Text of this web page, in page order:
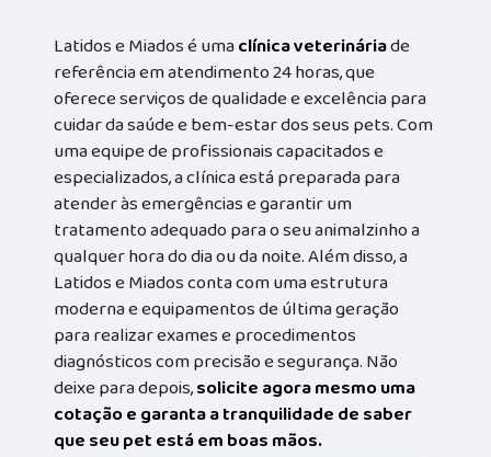
Latidos e Miados é umaclínica veterináriade
referência em atendimento 24 horas, que
oferece serviços de qualidade e excelência para
cuidar da saúde e bem-estar dos seus pets. Com
uma equipe de profissionais capacitados e
especializados, a clínica está preparada para
atender às emergências e garantir um
tratamento adequado para o seu animalzinho a
qualquer hora do dia ou da noite. Além disso, a
Latidos e Miados conta com uma estrutura
moderna e equipamentos de última geração
para realizar exames e procedimentos
diagnósticos com precisão e segurança. Não
deixe para depois,solicite agora mesmo uma
cotação e garanta a tranquilidade de saber
que seu pet está em boas mãos.